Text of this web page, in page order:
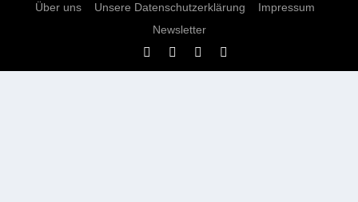
Über uns Unsere Datenschutzerklärung
Impressum
Newsletter